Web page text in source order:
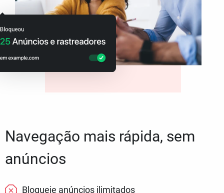
Navegação mais rápida, sem
anúncios
Bloqueie anúncios ilimitados